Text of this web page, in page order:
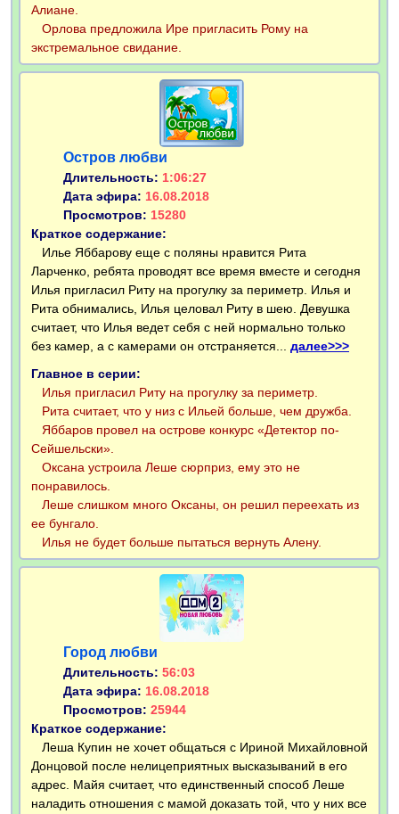
Алиане.
Орлова предложила Ире пригласить Рому на
экстремальное свидание.
Остров любви
Длительность: 1:06:27
Дата эфира: 16.08.2018
Просмотров: 15280
Краткое содержание:
Илье Яббарову еще с поляны нравится Рита
Ларченко, ребята проводят все время вместе и сегодня
Илья пригласил Риту на прогулку за периметр. Илья и
Рита обнимались, Илья целовал Риту в шею. Девушка
считает, что Илья ведет себя с ней нормально только
без камер, а с камерами он отстраняется... далее>>>
Главное в серии:
Илья пригласил Риту на прогулку за периметр.
Рита считает, что у низ с Ильей больше, чем дружба.
Яббаров провел на острове конкурс «Детектор по-
Сейшельски».
Оксана устроила Леше сюрприз, ему это не
понравилось.
Леше слишком много Оксаны, он решил переехать из
ее бунгало.
Илья не будет больше пытаться вернуть Алену.
Город любви
Длительность: 56:03
Дата эфира: 16.08.2018
Просмотров: 25944
Краткое содержание:
Леша Купин не хочет общаться с Ириной Михайловной
Донцовой после нелицеприятных высказываний в его
адрес. Майя считает, что единственный способ Леше
наладить отношения с мамой доказать той, что у них все